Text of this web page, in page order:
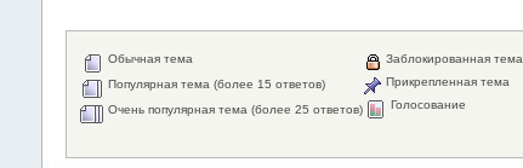
Обычная тема
Популярная тема (более 15 ответов)
Очень популярная тема (более 25 ответов)
Заблокированная тема
Прикрепленная тема
Голосование